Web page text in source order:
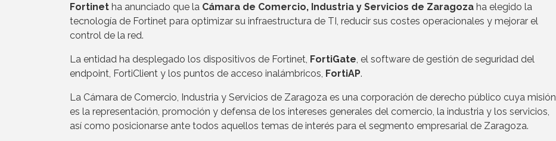
Fortinet ha anunciado que la Cámara de Comercio, Industria y Servicios de Zaragoza ha elegido la
tecnología de Fortinet para optimizar su infraestructura de TI, reducir sus costes operacionales y mejorar el
control de la red.
La entidad ha desplegado los dispositivos de Fortinet, FortiGate , el software de gestión de seguridad del
endpoint, FortiClient y los puntos de acceso inalámbricos, FortiAP.
La Cámara de Comercio, Industria y Servicios de Zaragoza es una corporación de derecho público cuya misión
es la representación, promoción y defensa de los intereses generales del comercio, la industria y los servicios,
así como posicionarse ante todos aquellos temas de interés para el segmento empresarial de Zaragoza.